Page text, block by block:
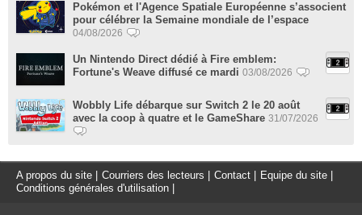
Pokémon et l'Agence Spatiale Européenne s’associent
pour célébrer la Semaine mondiale de l’espace
04/08/2026
Un Nintendo Direct dédié à Fire emblem:
Fortune's Weave diffusé ce mardi 03/08/2026
Wobbly Life débarque sur Switch 2 le 20 août
avec la coop à quatre et le GameShare 31/07/2026
A propos du site Courriers des lecteurs Contact Equipe du site
Conditions générales d'utilisation